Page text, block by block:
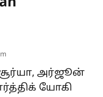
அர்ஜூன்
யோகி